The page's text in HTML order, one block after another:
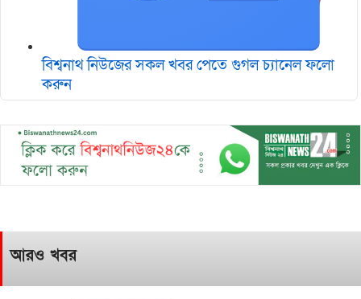
বিশ্বনাথ নিউজের সকল খবর পেতে গুগল চ‌্যানেল ফলো
করুন
আরও খবর